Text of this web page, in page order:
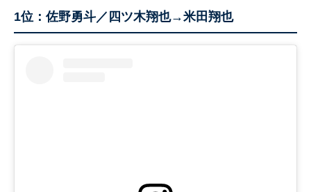
1位：佐野勇斗／四ツ木翔也→米田翔也